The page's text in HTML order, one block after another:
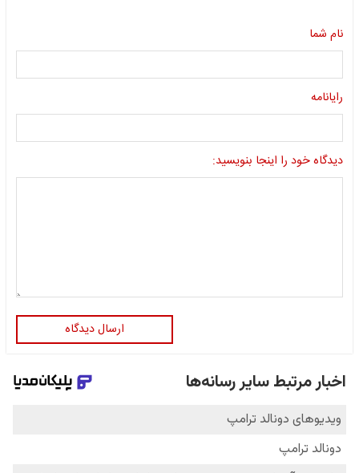
نام شما
رایانامه
دیدگاه خود را اینجا بنویسید:
ارسال دیدگاه